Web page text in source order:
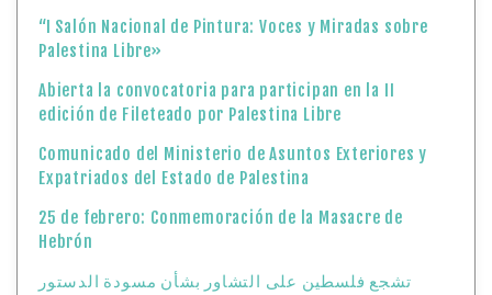
“I Salón Nacional de Pintura: Voces y Miradas sobre
Palestina Libre»
Abierta la convocatoria para participan en la II
edición de Fileteado por Palestina Libre
Comunicado del Ministerio de Asuntos Exteriores y
Expatriados del Estado de Palestina
25 de febrero: Conmemoración de la Masacre de
Hebrón
تشجع فلسطين على التشاور بشأن مسودة الدستور